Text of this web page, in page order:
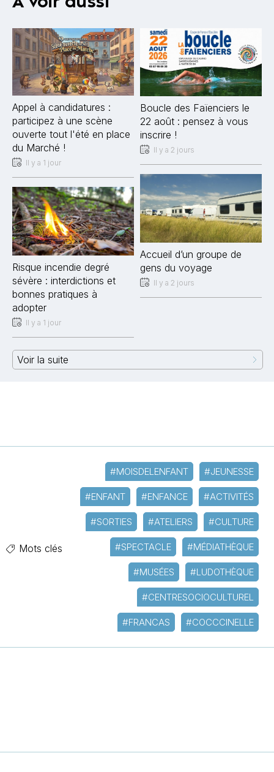
Appel à candidatures :
participez à une scène
ouverte tout l'été en place
du Marché !
Il y a 1 jour
Risque incendie degré
sévère : interdictions et
bonnes pratiques à
adopter
Il y a 1 jour
Boucle des Faïenciers le
22 août : pensez à vous
inscrire !
Il y a 2 jours
Accueil d’un groupe de
gens du voyage
Il y a 2 jours
Voir la suite
Mots clés
#MOISDELENFANT #JEUNESSE
#ENFANT #ENFANCE #ACTIVITÉS
#SORTIES #ATELIERS #CULTURE
#SPECTACLE #MÉDIATHÈQUE
#MUSÉES #LUDOTHÈQUE
#CENTRESOCIOCULTUREL
#FRANCAS #COCCCINELLE